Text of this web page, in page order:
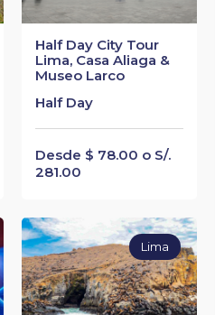
Half Day City Tour
Lima, Casa Aliaga &
Museo Larco
Half Day
Desde $ 78.00 o S/.
281.00
Lima